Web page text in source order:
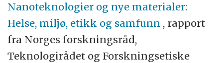
Nanoteknologier og nye materialer:
Helse, miljø, etikk og samfunn , rapport
fra Norges forskningsråd,
Teknologirådet og Forskningsetiske